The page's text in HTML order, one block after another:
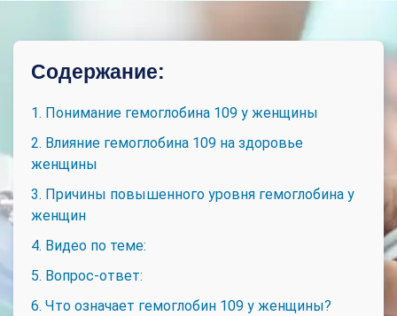
Содержание:
1. Понимание гемоглобина 109 у женщины
2. Влияние гемоглобина 109 на здоровье
женщины
3. Причины повышенного уровня гемоглобина у
женщин
4. Видео по теме:
5. Вопрос-ответ:
6. Что означает гемоглобин 109 у женщины?